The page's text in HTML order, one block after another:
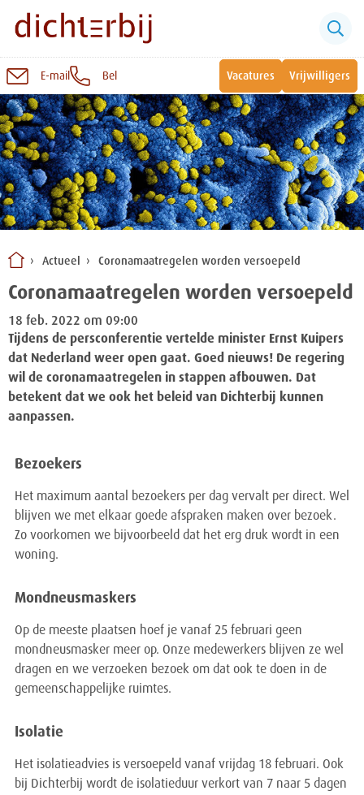
Naar
inhoud
E-mail Bel Vacatures Vrijwilligers
Actueel Coronamaatregelen worden versoepeld
Coronamaatregelen worden versoepeld
18 feb. 2022 om 09:00
Tijdens de persconferentie vertelde minister Ernst Kuipers
dat Nederland weer open gaat. Goed nieuws! De regering
wil de coronamaatregelen in stappen afbouwen. Dat
betekent dat we ook het beleid van Dichterbij kunnen
aanpassen.
Bezoekers
Het maximum aantal bezoekers per dag vervalt per direct. Wel
blijven we met elkaar goede afspraken maken over bezoek.
Zo voorkomen we bijvoorbeeld dat het erg druk wordt in een
woning.
Mondneusmaskers
Op de meeste plaatsen hoef je vanaf 25 februari geen
mondneusmasker meer op. Onze medewerkers blijven ze wel
dragen en we verzoeken bezoek om dat ook te doen in de
gemeenschappelijke ruimtes.
Isolatie
Het isolatieadvies is versoepeld vanaf vrijdag 18 februari. Ook
bij Dichterbij wordt de isolatieduur verkort van 7 naar 5 dagen
Sluiten
Snel naar:
Wonen bij Dichterbij
Vrije dagbestedingsplekken